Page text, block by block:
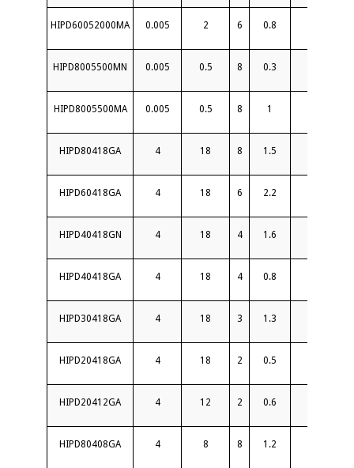
HIPD60052000MA 0.005 2 6 0.8
HIPD8005500MN 0.005 0.5 8 0.3
HIPD8005500MA 0.005 0.5 8 1
HIPD80418GA 4 18 8 1.5
HIPD60418GA 4 18 6 2.2
HIPD40418GN 4 18 4 1.6
HIPD40418GA 4 18 4 0.8
HIPD30418GA 4 18 3 1.3
HIPD20418GA 4 18 2 0.5
HIPD20412GA 4 12 2 0.6
HIPD80408GA 4 8 8 1.2